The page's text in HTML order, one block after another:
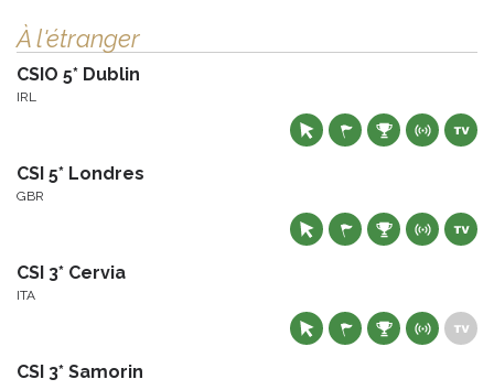
À l'étranger
CSIO 5* Dublin
IRL
CSI 5* Londres
GBR
CSI 3* Cervia
ITA
CSI 3* Samorin